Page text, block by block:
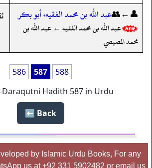
👤←👥عبد الله بن محمد الفقيه، أبو بكر
عبد الله بن محمد الفقيه ← عبد الله بن
محمد المصيصي
586 587
588
Daraqutni Hadith 587 in Urdu
Back ⬅️
by Islamic Urdu Books, For any
us at +92 331 5902482 or email us